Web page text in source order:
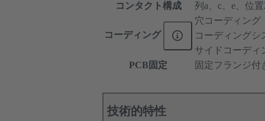
コンタクト構成
列a、c、e、位
コーディング
穴コーディング
コーディングシ
サイドコーディ
PCB固定
固定フランジ付
技術的特性